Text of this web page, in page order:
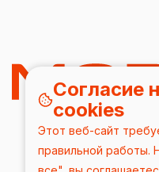
Согласие
cookies
Этот веб-сайт
правильной работы.